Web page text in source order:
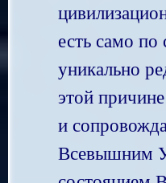
есть само по
уникально
этой
и
Всевышним